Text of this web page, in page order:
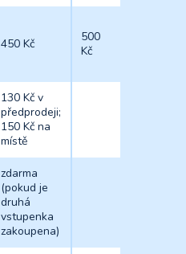
450 Kč
500
Kč
130 Kč v
předprodeji;
150 Kč na
místě
zdarma
(pokud je
druhá
vstupenka
zakoupena)